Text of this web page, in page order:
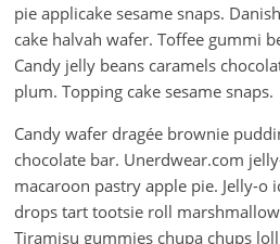
pie applicake sesame snaps.
cake halvah wafer. Toffee gummi
Candy jelly beans caramels
plum. Topping cake sesame snaps.
Candy wafer dragée brownie
chocolate bar. Unerdwear.com
macaroon pastry apple pie. Jelly-o
drops tart tootsie roll
Tiramisu gummies chupa chups